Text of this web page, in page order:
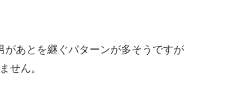
あとを継ぐパターンが多そうですが
せん。